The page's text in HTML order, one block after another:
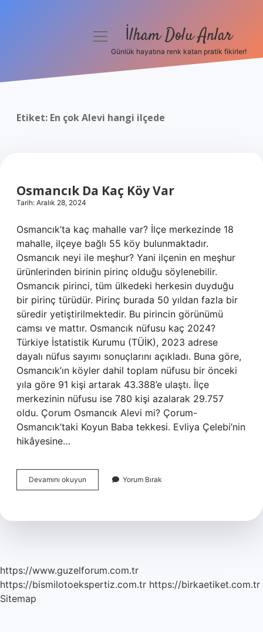
Yasal Uyarı
menüyü İlham Dolu Anlar
Günlük hayatına renk katan pratik fikirler!
Etiket: En çok Alevi hangi ilçede
Osmancık Da Kaç Köy Var
Tarih: Aralık 28, 2024
Osmancık’ta kaç mahalle var? İlçe merkezinde 18
mahalle, ilçeye bağlı 55 köy bulunmaktadır.
Osmancık neyi ile meşhur? Yani ilçenin en meşhur
ürünlerinden birinin pirinç olduğu söylenebilir.
Osmancık pirinci, tüm ülkedeki herkesin duyduğu
bir pirinç türüdür. Pirinç burada 50 yıldan fazla bir
süredir yetiştirilmektedir. Bu pirincin görünümü
camsı ve mattır. Osmancık nüfusu kaç 2024?
Türkiye İstatistik Kurumu (TÜİK), 2023 adrese
dayalı nüfus sayımı sonuçlarını açıkladı. Buna göre,
Osmancık’ın köyler dahil toplam nüfusu bir önceki
yıla göre 91 kişi artarak 43.388’e ulaştı. İlçe
merkezinin nüfusu ise 780 kişi azalarak 29.757
oldu. Çorum Osmancık Alevi mi? Çorum-
Osmancık’taki Koyun Baba tekkesi. Evliya Çelebi’nin
hikâyesine…
Devamını okuyun Osmancık
Da
Var
Yorum Bırak
https://www.guzelforum.com.tr
https://bismilotoekspertiz.com.tr https://birkaetiket.com.tr
Sitemap